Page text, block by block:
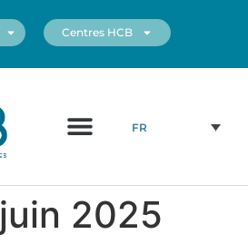
Centres HCB
FR
2025